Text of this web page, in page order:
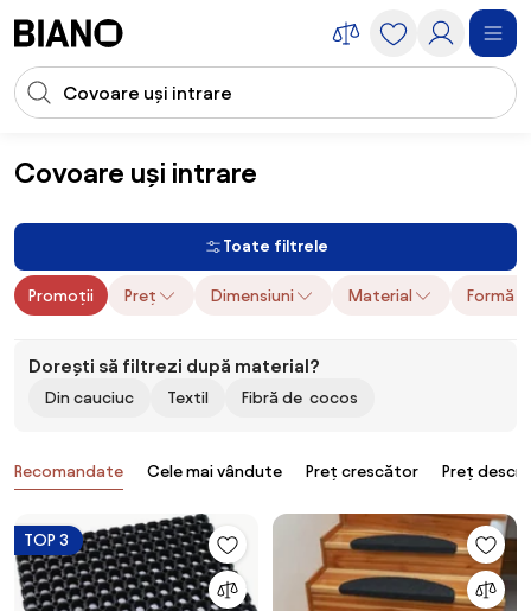
Introducerea căutării
Covoare uși intrare
Accesorii Accesorii hol Covoare uși intrare
Toate filtrele
Promoții Preț Dimensiuni Material Formă
Dorești să filtrezi după material?
Din cauciuc Textil Fibră de cocos
Produse
Recomandate Cele mai vândute Preț crescător Preț
TOP 3